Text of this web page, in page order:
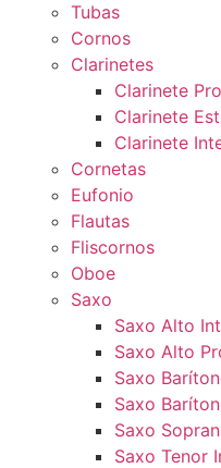
Tubas
Cornos
Clarinetes
Clarinete
Clarinete
Clarinete
Cornetas
Eufonio
Flautas
Fliscornos
Oboe
Saxo
Saxo Alto
Saxo Alto
Saxo
Saxo
Saxo
Saxo Tenor